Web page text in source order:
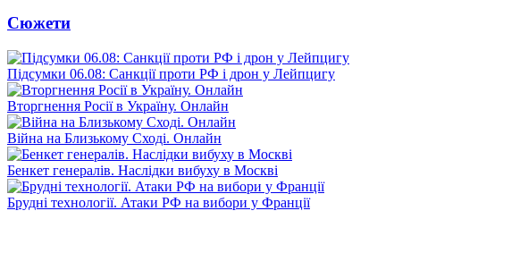
Сюжети
Підсумки 06.08: Санкції проти РФ і дрон у Лейпцигу
Вторгнення Росії в Україну. Онлайн
Війна на Близькому Сході. Онлайн
Бенкет генералів. Наслідки вибуху в Москві
Брудні технології. Атаки РФ на вибори у Франції